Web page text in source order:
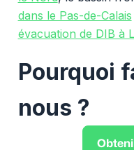
dans le Pas-de-Calais
évacuation de DIB à
Pourquoi
nous ?